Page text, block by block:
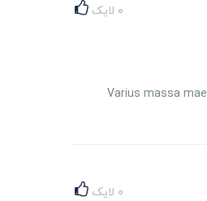
۰ لایک
Varius massa
۰ لایک